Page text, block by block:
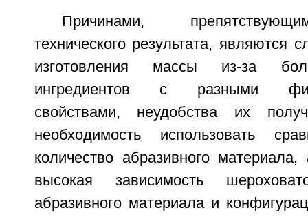
Причинами,
технического результата, являются
изготовления массы из-за
ингредиентов с разными
свойствами, неудобства их
необходимость использовать
количество абразивного
высокая зависимость
абразивного материала и